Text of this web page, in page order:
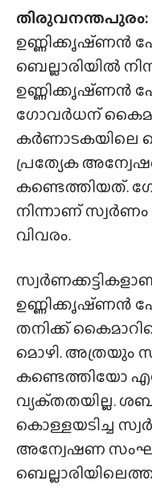
തിരുവനന്തപുരം:
ഉണ്ണിക്കൃഷ്‌ണൻ
ബെല്ലാരിയിൽ
ഉണ്ണിക്കൃഷ്‌ണൻ
ഗോവർധന്
കർണാടകയിലെ
പ്രത്യേക
കണ്ടെത്തിയത്.
നിന്നാണ്
വിവരം.
ഉണ്ണിക്കൃഷ്‌ണൻ
തനിക്ക്
മൊഴി. അത്രയും
കണ്ടെത്തിയോ
വ്യക്‌തതയില്ല.
കൊള്ളയടിച്ച
അന്വേഷണ